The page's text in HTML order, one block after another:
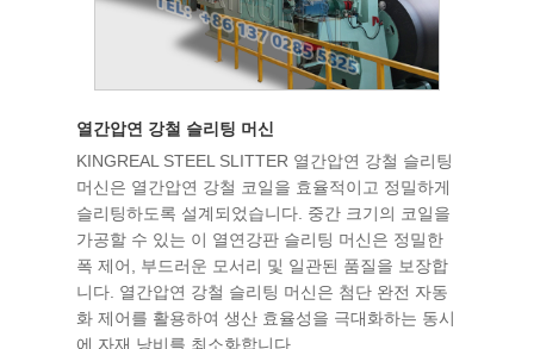
열간압연 강철 슬리팅 머신
KINGREAL STEEL SLITTER 열간압연 강철 슬리팅
머신은 열간압연 강철 코일을 효율적이고 정밀하게
슬리팅하도록 설계되었습니다. 중간 크기의 코일을
가공할 수 있는 이 열연강판 슬리팅 머신은 정밀한
폭 제어, 부드러운 모서리 및 일관된 품질을 보장합
니다. 열간압연 강철 슬리팅 머신은 첨단 완전 자동
화 제어를 활용하여 생산 효율성을 극대화하는 동시
에 자재 낭비를 최소화합니다.